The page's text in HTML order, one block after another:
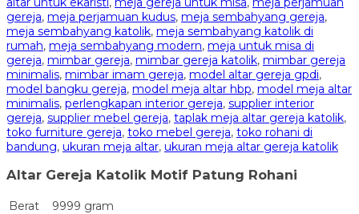
gereja, meja perjamuan kudus, meja sembahyang gereja,
meja sembahyang katolik, meja sembahyang katolik di
rumah, meja sembahyang modern, meja untuk misa di
gereja, mimbar gereja, mimbar gereja katolik, mimbar gereja
minimalis, mimbar imam gereja, model altar gereja gpdi,
model bangku gereja, model meja altar hbp, model meja altar
minimalis, perlengkapan interior gereja, supplier interior
gereja, supplier mebel gereja, taplak meja altar gereja katolik,
toko furniture gereja, toko mebel gereja, toko rohani di
bandung, ukuran meja altar, ukuran meja altar gereja katolik
Altar Gereja Katolik Motif Patung Rohani
Berat
9999 gram